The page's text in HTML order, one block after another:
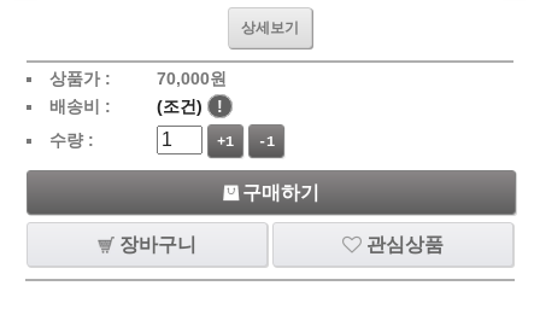
상세보기
상품가 : 70,000원
배송비 :
(조건)
!
수량 :
+1 -1
구매하기
장바구니 관심상품